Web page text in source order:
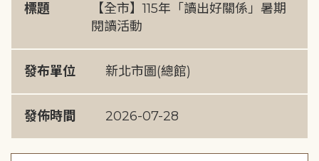
標題
【全市】115年「讀出好關係」暑期
閱讀活動
發布單位 新北市圖(總館)
發佈時間 2026-07-28